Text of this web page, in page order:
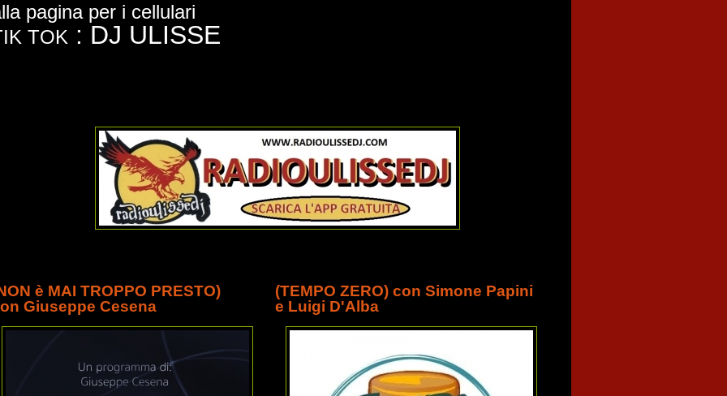
pagina per i cellulari
TOK : DJ ULISSE
è MAI TROPPO PRESTO)
Giuseppe Cesena
(TEMPO ZERO) con Simone Papini
e Luigi D'Alba